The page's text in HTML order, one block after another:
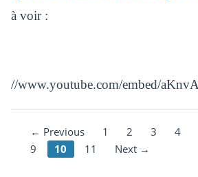
à voir :
//www.youtube.com/embed/
← Previous 1 2 3 4
9
10 11 Next →